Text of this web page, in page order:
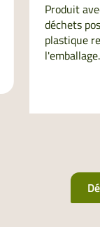
Produit
déchets
plastique
l'emballage.